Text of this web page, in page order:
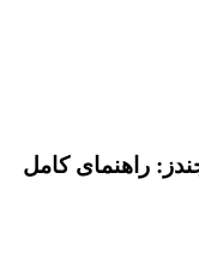
راهنمای کامل